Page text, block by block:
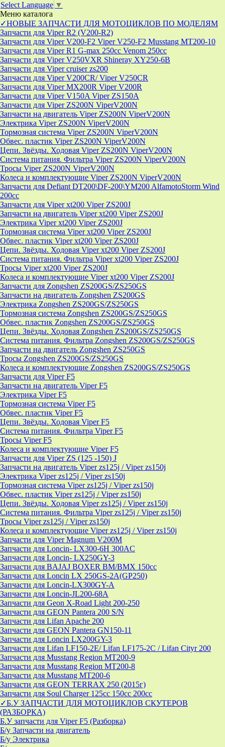
Select Language ▼
Меню каталога
✓НОВЫЕ ЗАПЧАСТИ ДЛЯ МОТОЦИКЛОВ ПО МОДЕЛЯМ
Запчасти для Viper R2 (V200-R2)
Запчасти для Viper V200-F2 Viper V250-F2 Musstang MT200-10
Запчасти для Viper R1 G-max 250cc Venom 250cc
Запчасти для Viper V250VXR Shineray XY250-6B
Запчасти для Viper cruiser zs200
Запчасти для Viper V200CR/ Viper V250CR
Запчасти для Viper MX200R Viper V200R
Запчасти для Viper V150A Viper ZS150A
Запчасти для Viper ZS200N ViperV200N
Запчасти на двигатель Viper ZS200N ViperV200N
Электрика Viper ZS200N ViperV200N
Тормозная система Viper ZS200N ViperV200N
Обвес. пластик Viper ZS200N ViperV200N
Цепи. Звёзды. Ходовая Viper ZS200N ViperV200N
Система питания. Фильтра Viper ZS200N ViperV200N
Тросы Viper ZS200N ViperV200N
Колеса и комплектующие Viper ZS200N ViperV200N
Запчасти для Defiant DT200\DF-200\YM200 AlfamotoStorm Wind
200cc
Запчасти для Viper xt200 Viper ZS200J
Запчасти на двигатель Viper xt200 Viper ZS200J
Электрика Viper xt200 Viper ZS200J
Тормозная система Viper xt200 Viper ZS200J
Обвес. пластик Viper xt200 Viper ZS200J
Цепи. Звёзды. Ходовая Viper xt200 Viper ZS200J
Система питания. Фильтра Viper xt200 Viper ZS200J
Тросы Viper xt200 Viper ZS200J
Колеса и комплектующие Viper xt200 Viper ZS200J
Запчасти для Zongshen ZS200GS/ZS250GS
Запчасти на двигатель Zongshen ZS200GS
Электрика Zongshen ZS200GS/ZS250GS
Тормозная система Zongshen ZS200GS/ZS250GS
Обвес. пластик Zongshen ZS200GS/ZS250GS
Цепи. Звёзды. Ходовая Zongshen ZS200GS/ZS250GS
Система питания. Фильтра Zongshen ZS200GS/ZS250GS
Запчасти на двигатель Zongshen ZS250GS
Тросы Zongshen ZS200GS/ZS250GS
Колеса и комплектующие Zongshen ZS200GS/ZS250GS
Запчасти для Viper F5
Запчасти на двигатель Viper F5
Электрика Viper F5
Тормозная система Viper F5
Обвес. пластик Viper F5
Цепи. Звёзды. Ходовая Viper F5
Система питания. Фильтра Viper F5
Тросы Viper F5
Колеса и комплектующие Viper F5
Запчасти для Viper ZS (125 -150) J
Запчасти на двигатель Viper zs125j / Viper zs150j
Электрика Viper zs125j / Viper zs150j
Тормозная система Viper zs125j / Viper zs150j
Обвес. пластик Viper zs125j / Viper zs150j
Цепи. Звёзды. Ходовая Viper zs125j / Viper zs150j
Система питания. Фильтра Viper zs125j / Viper zs150j
Тросы Viper zs125j / Viper zs150j
Колеса и комплектующие Viper zs125j / Viper zs150j
Запчасти для Viper Magnum V200M
Запчасти для Loncin- LX300-6H 300AC
Запчасти для Loncin- LX250GY-3
Запчасти для BAJAJ BOXER BM/ВМX 150cc
Запчасти для Loncin LX 250GS-2A(GP250)
Запчасти для Loncin-LX300GY-A
Запчасти для Loncin-JL200-68A
Запчасти для Geon X-Road Light 200-250
Запчасти для GEON Pantera 200 S/N
Запчасти для Lifan Apache 200
Запчасти для GEON Pantera GN150-11
Запчасти для Loncin LX200GY-3
Запчасти для Lifan LF150-2E/ Lifan LF175-2C / Lifan Cityr 200
Запчасти для Musstang Region MT200-9
Запчасти для Musstang Region MT200-8
Запчасти для Musstang MT200-6
Запчасти для GEON TERRAX 250 (2015г)
Запчасти для Soul Charger 125сс 150cc 200сс
✓Б.У ЗАПЧАСТИ ДЛЯ МОТОЦИКЛОВ СКУТЕРОВ
(РАЗБОРКА)
Б.У запчасти для Viper F5 (Разборка)
Б/у Запчасти на двигатель
Б/у Электрика